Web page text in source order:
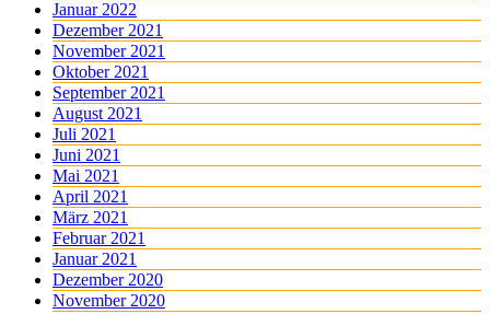
Januar 2022
Dezember 2021
November 2021
Oktober 2021
September 2021
August 2021
Juli 2021
Juni 2021
Mai 2021
April 2021
März 2021
Februar 2021
Januar 2021
Dezember 2020
November 2020